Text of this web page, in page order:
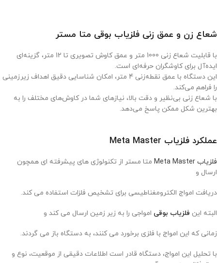
شعاع زن و عمق زنی فلزیاب بوقی متا مستر
با قابلیت شعاع زنی 1000 متر و عمق کاوش تصویری تا 12 متر، گزینه‌ای
ایده‌آل برای کاوشگران حرفه‌ای است.
این دستگاه با عمق نقطه‌زنی 4 متر، امکان شناسایی دقیق اهداف زیرزمینی
را فراهم می‌کند.
با شعاع زنی بی‌نظیر و دقت بالا، نیازهای شما در کاوش‌های مختلف را به
بهترین شکل ممکن پاسخ می‌دهد.
عملکرد فلزیاب Meta Master
فلزیاب Meta Master
متا مستر از تکنولوژی‌ های پیشرفته‌ ای همچون
ارسال و
دریافت امواج الکترومغناطیسی برای تشخیص فلزات استفاده می‌ کند.
البته این فلزیاب بوقی امواجی را به زیر زمین ارسال می‌ کند و
زمانی که این امواج با فلزی برخورد می‌ کنند، به دستگاه باز می‌ گردند.
با تحلیل این امواج، دستگاه قادر است اطلاعات دقیقی از موقعیت، نوع و